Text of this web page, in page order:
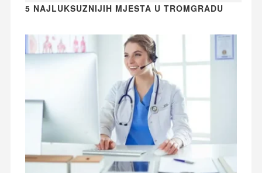
5 NAJLUKSUZNIJIH MJESTA U TROMGRADU